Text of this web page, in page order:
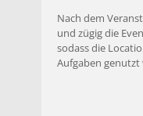
Nach dem
und zügig die
sodass die
Aufgaben